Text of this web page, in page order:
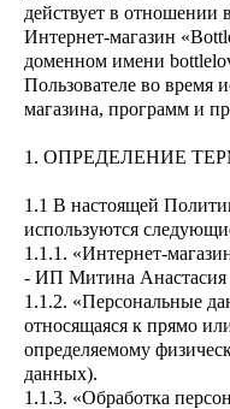
действует в
Интернет-магазин
доменном имени
Пользователе во время
магазина, программ и
1. ОПРЕДЕЛЕНИЕ
1.1 В настоящей
используются
1.1.1. «Интернет-
- ИП Митина Анастасия
1.1.2. «Персональные
относящаяся к прямо
определяемому
данных).
1.1.3. «Обработка